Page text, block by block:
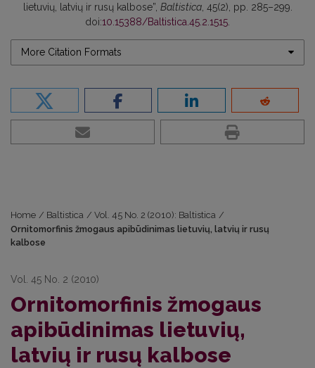
lietuvių, latvių ir rusų kalbose”, Baltistica, 45(2), pp. 285–299.
doi:10.15388/Baltistica.45.2.1515
More Citation Formats
Home / Baltistica / Vol. 45 No. 2 (2010): Baltistica /
Ornitomorfinis žmogaus apibūdinimas lietuvių, latvių ir rusų
kalbose
Vol. 45 No. 2 (2010)
Ornitomorfinis žmogaus
apibūdinimas lietuvių,
latvių ir rusų kalbose